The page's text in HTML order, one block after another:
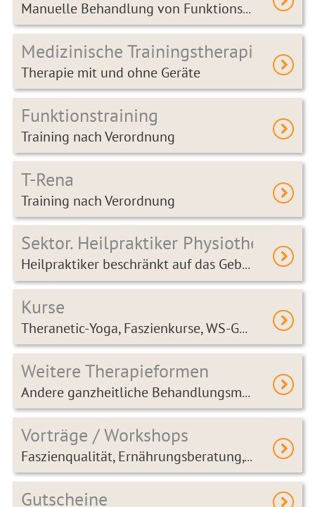
Manuelle Behandlung von Funktionsstörungen
Medizinische Trainingstherapie
Therapie mit und ohne Geräte
Funktionstraining
Training nach Verordnung
T-Rena
Training nach Verordnung
Sektor. Heilpraktiker Physiotherapie
Heilpraktiker beschränkt auf das Gebiet der Physiotherapie
Kurse
Theranetic-Yoga, Faszienkurse, WS-Gymnastik, Parkinsonkurse u.a.m.
Weitere Therapieformen
Andere ganzheitliche Behandlungsmethoden
Vorträge / Workshops
Faszienqualität, Ernährungsberatung, Theranetic-Yoga
Gutscheine